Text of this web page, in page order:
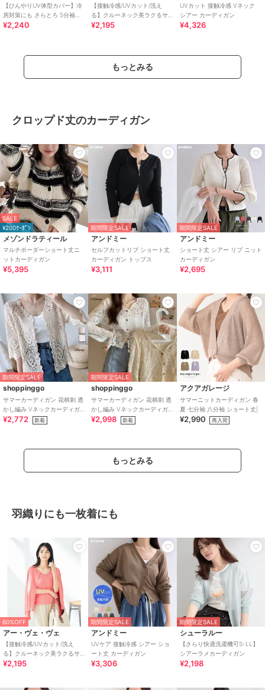
【ひんやりUV体型カバー】冷
房対策にも さらとろ 5分袖ド
ルマンカーディガン
¥2,240
【接触冷感/UVカット/洗え
る】クルーネック美ラクるサ
マーカーディガン
¥2,195
UVカット 接触冷感 Vネック
シアー カーディガン
¥4,326
もっとみる
クロップド丈のカーディガン
SALE
¥200ｸｰﾎﾟﾝ
メゾンドラティール
マルチボーダーショート丈ニ
ットカーディガン
¥5,395
期間限定SALE
アンドミー
セルフカットリブ ショート丈
カーディガン トップス
¥3,111
期間限定SALE
アンドミー
ショート丈 シアー リブ ニット
カーディガン
¥2,695
期間限定SALE
shoppinggo
サマーカーディガン 花柄刺 透
かし編み Vネックカーディガ
ン トップス 長袖 ショート丈
¥2,772 新着
期間限定SALE
shoppinggo
サマーカーディガン 花柄刺 透
かし編み Vネックカーディガ
ン トップス 長袖 ショート丈
¥2,998 新着
アクアガレージ
サマーニットカーディガン 春
夏 七分袖 八分袖 ショート丈|
¥2,990 再入荷
もっとみる
羽織りにも一枚着にも
60%OFF
アー・ヴェ・ヴェ
【接触冷感/UVカット/洗え
る】クルーネック美ラクるサ
マーカーディガン
¥2,195
期間限定SALE
アンドミー
UVケア 接触冷感 シアー ショ
ート丈 カーディガン
¥3,306
期間限定SALE
シューラルー
【さらり快適洗濯機可S-LL】
シアーラメカーディガン
¥2,198